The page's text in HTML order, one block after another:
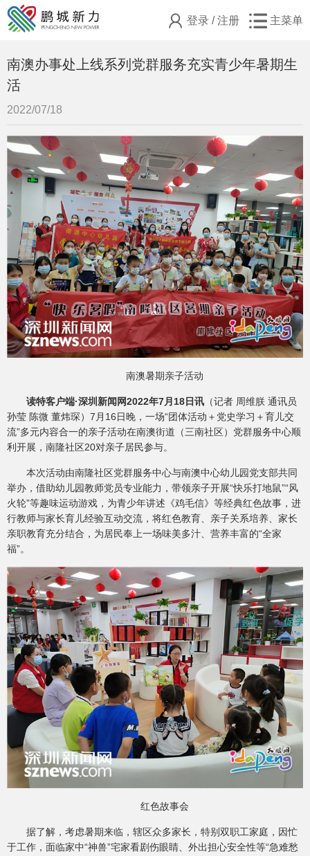
登录 /注册 主菜单
南澳办事处上线系列党群服务充实青少年暑期生
活
2022/07/18
南澳暑期亲子活动
读特客户端·深圳新闻网2022年7月18日讯 （记者 周维朕 通讯员
孙莹 陈微 董炜琛）7月16日晚，一场“团体活动＋党史学习＋育儿交
流”多元内容合一的亲子活动在南澳街道（三南社区）党群服务中心顺
利开展，南隆社区20对亲子居民参与。
本次活动由南隆社区党群服务中心与南澳中心幼儿园党支部共同
举办，借助幼儿园教师党员专业能力，带领亲子开展“快乐打地鼠”“风
火轮”等趣味运动游戏，为青少年讲述《鸡毛信》等经典红色故事，进
行教师与家长育儿经验互动交流，将红色教育、亲子关系培养、家长
亲职教育充分结合，为居民奉上一场味美多汁、营养丰富的“全家
福”。
红色故事会
据了解，考虑暑期来临，辖区众多家长，特别双职工家庭，因忙
于工作，面临家中“神兽”宅家看剧伤眼睛、外出担心安全性等“急难愁